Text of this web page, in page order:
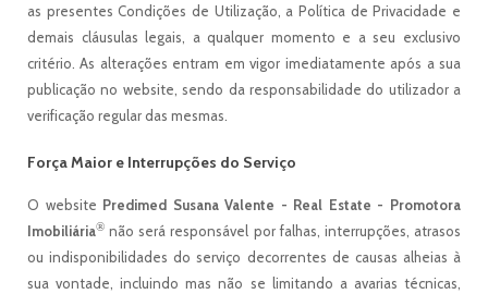
as presentes Condições de Utilização, a Política de Privacidade e
demais cláusulas legais, a qualquer momento e a seu exclusivo
critério. As alterações entram em vigor imediatamente após a sua
publicação no website, sendo da responsabilidade do utilizador a
verificação regular das mesmas.
Força Maior e Interrupções do Serviço
O website Predimed Susana Valente - Real Estate - Promotora
Imobiliária® não será responsável por falhas, interrupções, atrasos
ou indisponibilidades do serviço decorrentes de causas alheias à
sua vontade, incluindo mas não se limitando a avarias técnicas,